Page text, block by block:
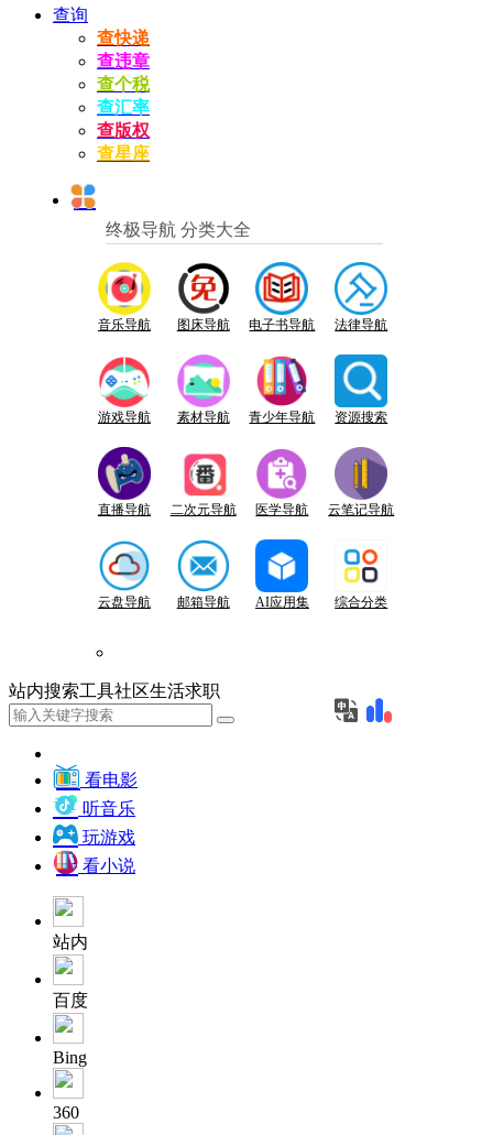
查询
查快递
查违章
查个税
查汇率
查版权
查星座
终极导航 分类大全
音乐导航 图床导航 电子书导航 法律导航
游戏导航 素材导航 青少年导航 资源搜索
直播导航 二次元导航 医学导航 云笔记导航
云盘导航 邮箱导航 AI应用集 综合分类
站内搜索工具社区生活求职
看电影
听音乐
玩游戏
看小说
站内
百度
Bing
360